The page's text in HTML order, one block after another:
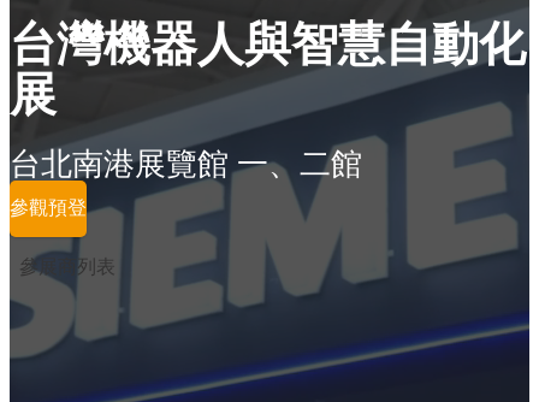
台灣機器人與智慧自動化
展
台北南港展覽館 一、二館
參觀預登
參展商列表